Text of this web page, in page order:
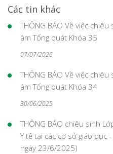
Các tin khác
THÔNG BÁO Về việc
âm Tổng quát Khóa 35
07/07/2026
THÔNG BÁO Về việc
âm Tổng quát Khóa 34
30/06/2025
THÔNG BÁO chiêu sinh
Y tế tại các cơ sở giáo dục
ngày 23/6/2025)